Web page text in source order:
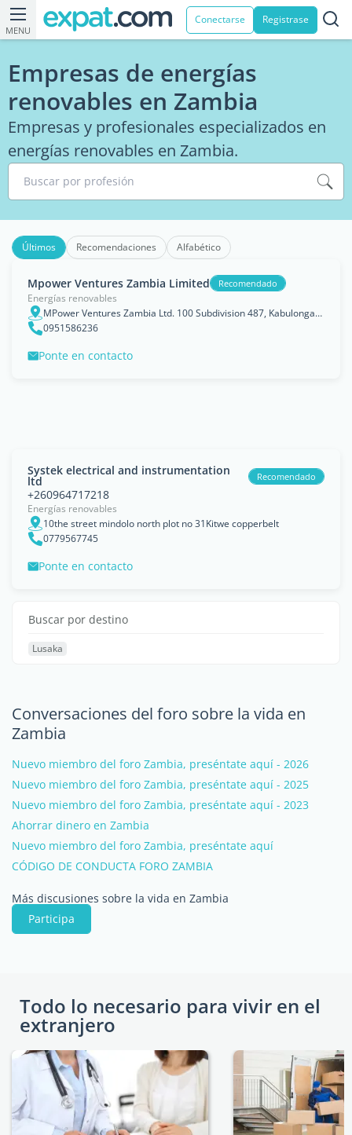
MENU
Conectarse Registrase
Empresas de energías
renovables en Zambia
Empresas y profesionales especializados en
energías renovables en Zambia.
Buscar por profesión
Últimos Recomendaciones Alfabético
Mpower Ventures Zambia Limited Recomendado
Energías renovables
MPower Ventures Zambia Ltd. 100 Subdivision 487, Kabulonga Lusaka Zambia
0951586236
Ponte en contacto
Systek electrical and instrumentation
ltd Recomendado
+260964717218
Energías renovables
10the street mindolo north plot no 31Kitwe copperbelt
0779567745
Ponte en contacto
Buscar por destino
Lusaka
Conversaciones del foro sobre la vida en
Zambia
Nuevo miembro del foro Zambia, preséntate aquí - 2026
Nuevo miembro del foro Zambia, preséntate aquí - 2025
Nuevo miembro del foro Zambia, preséntate aquí - 2023
Ahorrar dinero en Zambia
Nuevo miembro del foro Zambia, preséntate aquí
CÓDIGO DE CONDUCTA FORO ZAMBIA
Más discusiones sobre la vida en Zambia
Participa
Todo lo necesario para vivir en el
extranjero